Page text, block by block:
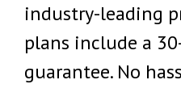
industry-leading
plans include a
guarantee. No